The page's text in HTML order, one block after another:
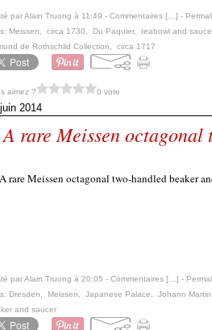
par Alain Truong à 11:49 - Commentaires [ ] -
Meissen circa 1730 Du Paquier, teabowl and
de Rothschild Collection
circa 1717
aimez ? 0 vote
2014
A rare Meissen octagonal
par Alain Truong à 20:05 - Commentaires [ ] -
Dresden Meissen Japanese Palace Johann
and saucer